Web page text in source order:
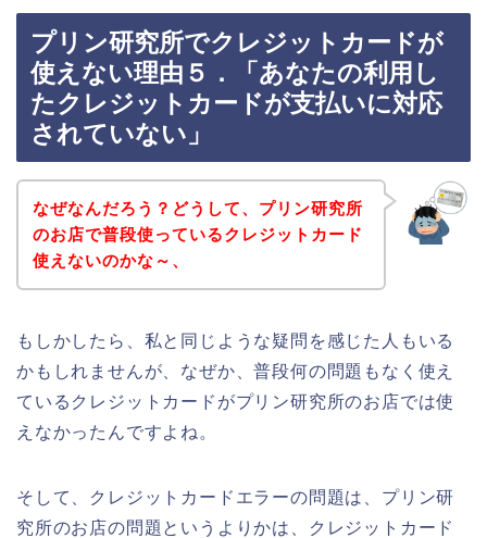
プリン研究所でクレジットカードが
使えない理由５．「あなたの利用し
たクレジットカードが支払いに対応
されていない」
なぜなんだろう？どうして、プリン研究所
のお店で普段使っているクレジットカード
使えないのかな～、
もしかしたら、私と同じような疑問を感じた人もいる
かもしれませんが、なぜか、普段何の問題もなく使え
ているクレジットカードがプリン研究所のお店では使
えなかったんですよね。
そして、クレジットカードエラーの問題は、プリン研
究所のお店の問題というよりかは、クレジットカード